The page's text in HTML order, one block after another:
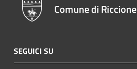
Comune di Riccione
SEGUICI SU